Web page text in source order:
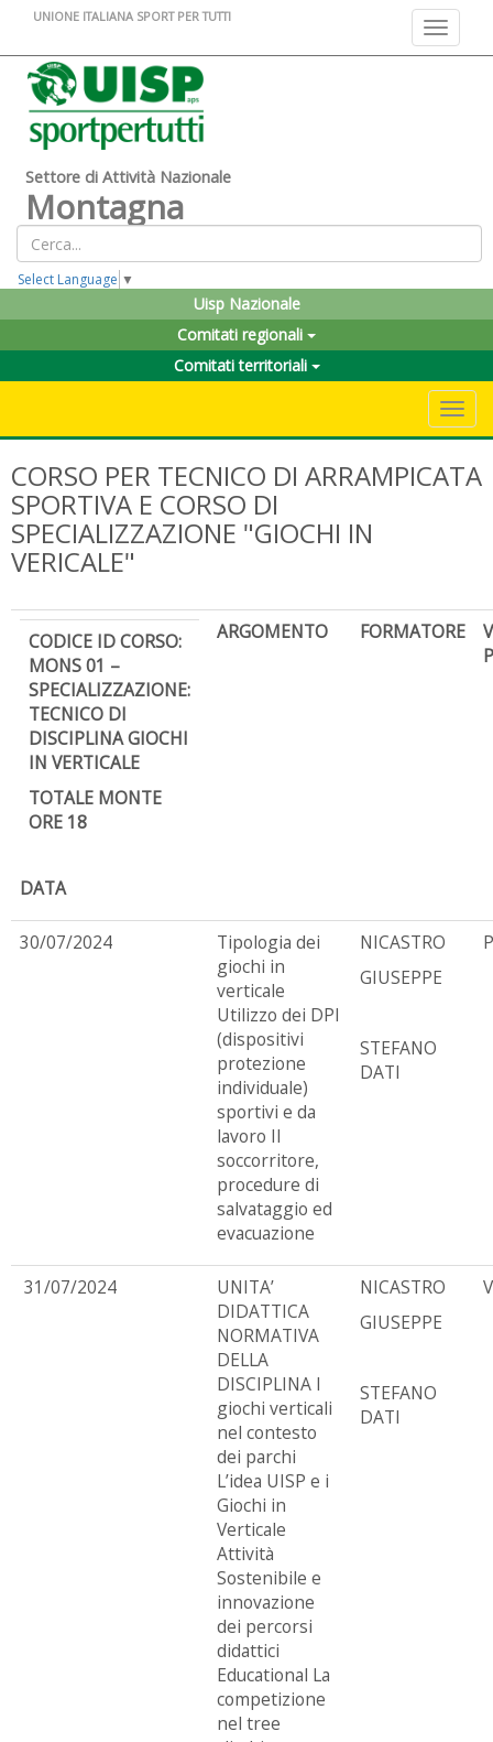
Toggle
UNIONE ITALIANA SPORT PER TUTTI
Settore di Attività Nazionale
Montagna
Select Language ▼
Uisp Nazionale
Comitati regionali
Comitati territoriali
CORSO PER TECNICO DI ARRAMPICATA
SPORTIVA E CORSO DI
SPECIALIZZAZIONE "GIOCHI IN
VERICALE"
CODICE ID CORSO:
MONS 01 –
SPECIALIZZAZIONE:
TECNICO DI
DISCIPLINA GIOCHI
IN VERTICALE
TOTALE MONTE
ORE 18
DATA
ARGOMENTO FORMATORE
30/07/2024
Tipologia dei
giochi in
verticale
Utilizzo dei DPI
(dispositivi
protezione
individuale)
sportivi e da
lavoro Il
soccorritore,
procedure di
salvataggio ed
evacuazione
NICASTRO
GIUSEPPE
STEFANO
DATI
31/07/2024
UNITA’
DIDATTICA
NORMATIVA
DELLA
DISCIPLINA I
giochi verticali
nel contesto
dei parchi
L’idea UISP e i
Giochi in
Verticale
Attività
Sostenibile e
innovazione
dei percorsi
didattici
Educational La
competizione
nel tree
NICASTRO
GIUSEPPE
STEFANO
DATI